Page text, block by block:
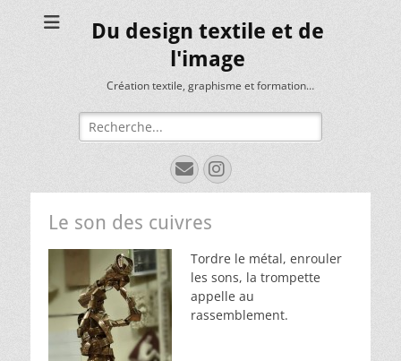
Du design textile et de
l'image
Création textile, graphisme et formation…
Rechercher :
E-
mail
Instagram
Le son des cuivres
Tordre le métal, enrouler
les sons, la trompette
appelle au
rassemblement.